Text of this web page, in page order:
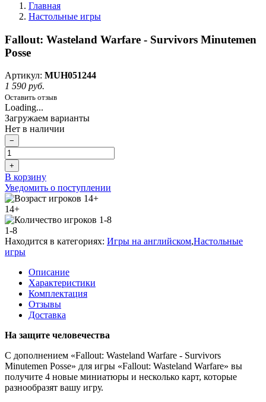
Главная
Настольные игры
Fallout: Wasteland Warfare - Survivors Minutemen
Posse
Артикул: MUH051244
1 590 руб.
Оставить отзыв
Loading...
Загружаем варианты
Нет в наличии
−
+
В корзину
Уведомить о поступлении
14+
1-8
Находится в категориях: Игры на английском,Настольные
игры
Описание
Характеристики
Комплектация
Отзывы
Доставка
На защите человечества
С дополнением «Fallout: Wasteland Warfare - Survivors
Minutemen Posse» для игры «Fallout: Wasteland Warfare» вы
получите 4 новые миниатюры и несколько карт, которые
разнообразят вашу игру.